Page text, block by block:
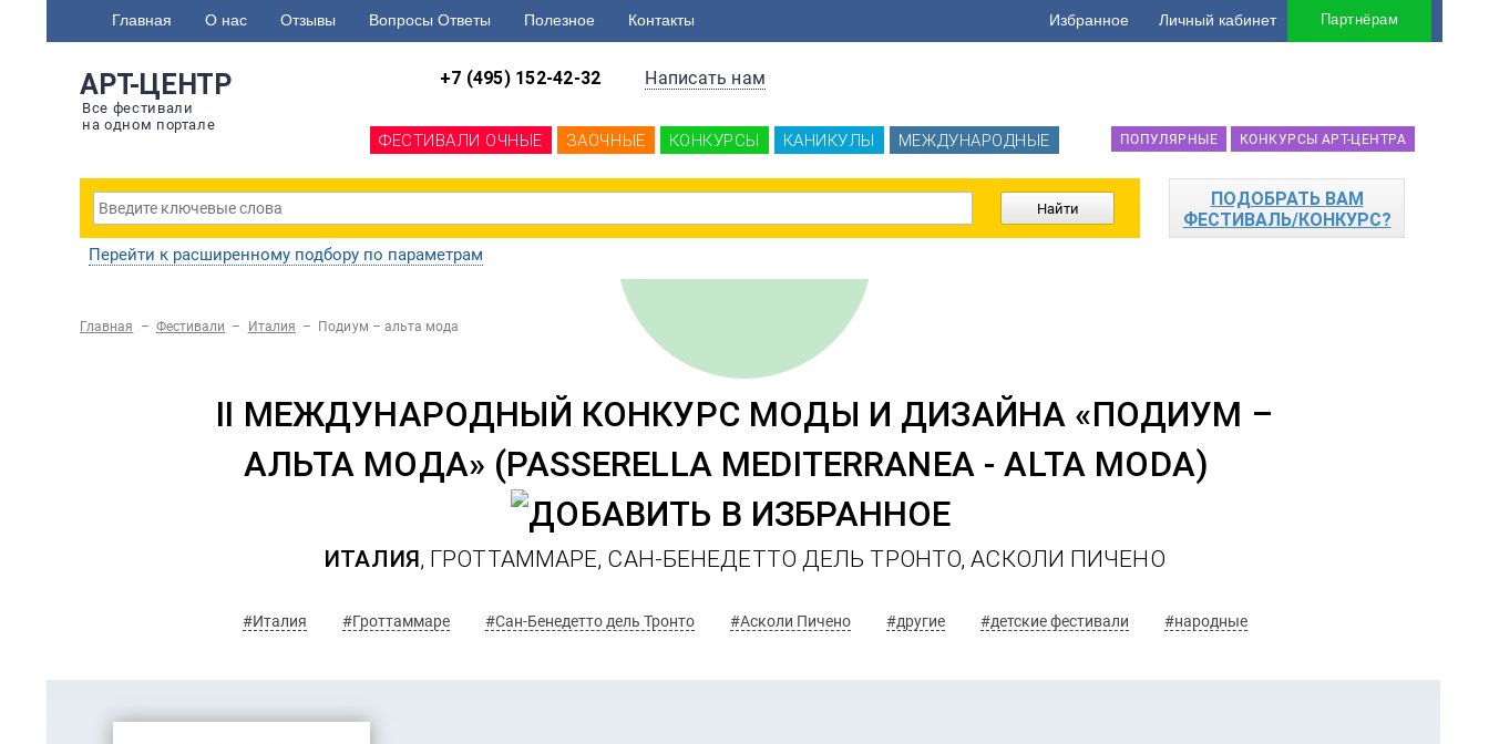
Главная О нас Отзывы Вопросы Ответы Полезное Контакты Партнёрам
Личный кабинет
Избранное
АРТ-ЦЕНТР
Все фестивали
на одном портале
+7 (495) 152-42-32 Написать нам
ФЕСТИВАЛИ ОЧНЫЕ ЗАОЧНЫЕ КОНКУРСЫ КАНИКУЛЫ МЕЖДУНАРОДНЫЕ КОНКУРСЫ АРТ-ЦЕНТРА
ПОПУЛЯРНЫЕ
ПОДОБРАТЬ ВАМ
ФЕСТИВАЛЬ/КОНКУРС?
Перейти к расширенному подбору по параметрам
Главная – Фестивали – Италия – Подиум – альта мода
II МЕЖДУНАРОДНЫЙ КОНКУРС МОДЫ И ДИЗАЙНА «ПОДИУМ –
АЛЬТА МОДА» (PASSERELLA MEDITERRANEA - ALTA MODA)
ИТАЛИЯ, ГРОТТАММАРЕ, САН-БЕНЕДЕТТО ДЕЛЬ ТРОНТО, АСКОЛИ ПИЧЕНО
#Италия #Гроттаммаре #Сан-Бенедетто дель Тронто #Асколи Пичено #другие #детские фестивали #народные